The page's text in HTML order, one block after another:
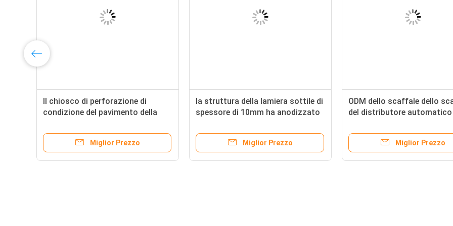
Il chiosco di perforazione di
condizione del pavimento della
CNC ha anodizzato Hardcoat
Miglior Prezzo
la struttura della lamiera sottile di
spessore di 10mm ha anodizzato
elettronico
Miglior Prezzo
ODM dello scaffale dello
del distributore automatico
lamiera sottile di MIG CMM
Miglior Prezzo